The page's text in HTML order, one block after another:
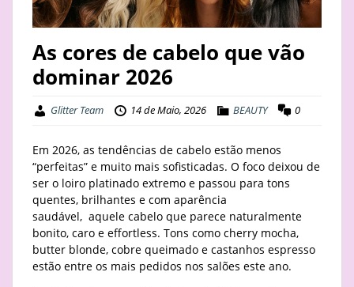
As cores de cabelo que vão
dominar 2026
Glitter Team 14 de Maio, 2026 BEAUTY 0
Em 2026, as tendências de cabelo estão menos
“perfeitas” e muito mais sofisticadas. O foco deixou de
ser o loiro platinado extremo e passou para tons
quentes, brilhantes e com aparência
saudável, aquele cabelo que parece naturalmente
bonito, caro e effortless. Tons como cherry mocha,
butter blonde, cobre queimado e castanhos espresso
estão entre os mais pedidos nos salões este ano.
STAY
BUSINESS
ABOUT